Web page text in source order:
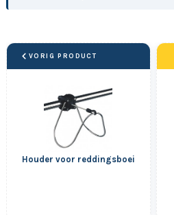
VORIG PRODUCT
Houder voor reddingsboei